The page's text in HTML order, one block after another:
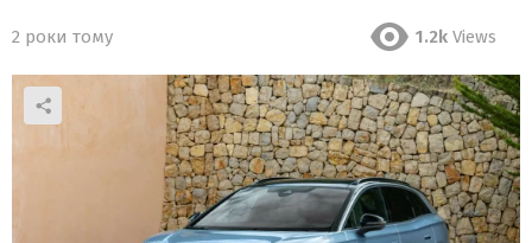
2 роки тому 1.2k Views